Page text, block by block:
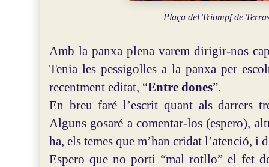
Plaça del Triompf de
Amb la panxa plena varem dirigir-nos
Tenia les pessigolles a la panxa per
recentment editat, “Entre dones”.
En breu faré l’escrit quant als darrers
Alguns gosaré a comentar-los (espero),
ha, els temes que m’han cridat l’atenció, i
Espero que no porti “mal rotllo” el fet